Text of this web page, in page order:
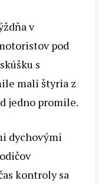
v
pod
s
mali štyria z
jedno promile.
dychovými
kontroly sa